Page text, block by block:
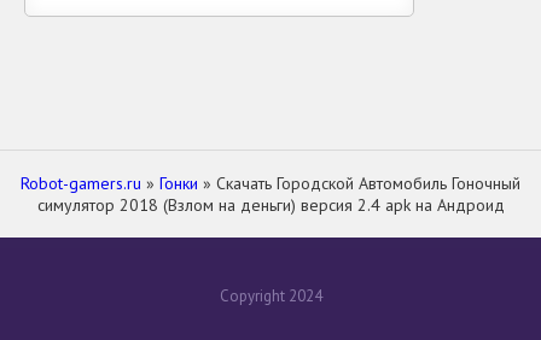
Robot-gamers.ru » Гонки » Скачать Городской Aвтомобиль Гоночный
симулятор 2018 (Взлом на деньги) версия 2.4 apk на Андроид
Copyright 2024